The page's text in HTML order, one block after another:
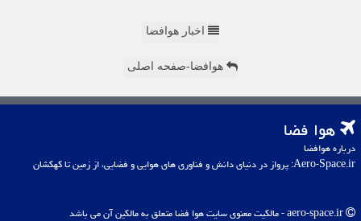
اخبار هوافضا
هوافضا-صفحه اصلی
هوا فضا
درباره هوافضا
Aero-Space.ir: پرواز در دنیای دانش و فناوری های هوایی و فضایی، از زمین تا کهکشان